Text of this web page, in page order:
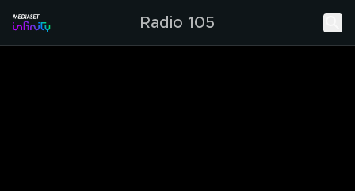
Radio 105